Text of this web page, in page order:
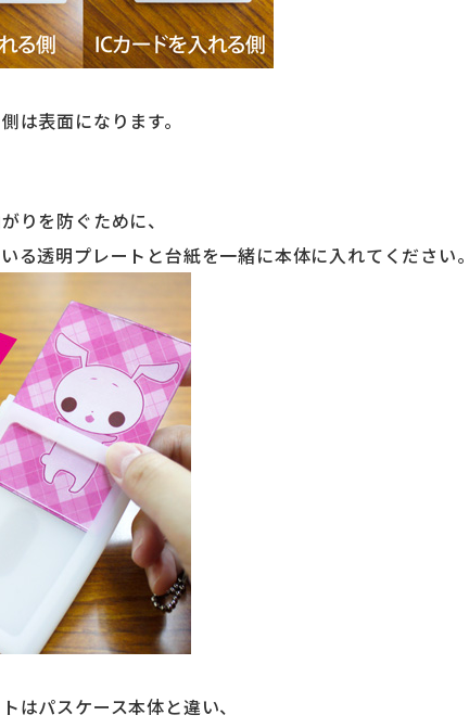
は表面になります。
りを防ぐために、
る透明プレートと台紙を一緒に本体に入れてください。
はパスケース本体と違い、